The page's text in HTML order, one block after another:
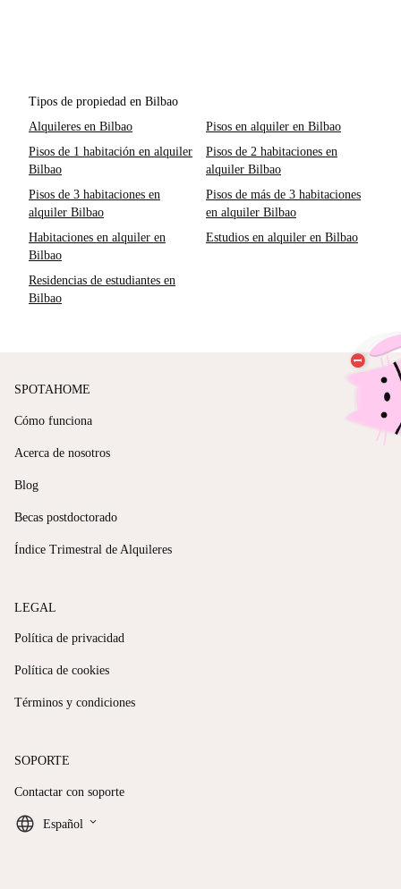
Tipos de propiedad en Bilbao
Alquileres en Bilbao
Pisos en alquiler en Bilbao
Pisos de 1 habitación en alquiler
Bilbao
Pisos de 2 habitaciones en
alquiler Bilbao
Pisos de 3 habitaciones en
alquiler Bilbao
Pisos de más de 3 habitaciones
en alquiler Bilbao
Habitaciones en alquiler en
Bilbao
Estudios en alquiler en Bilbao
Residencias de estudiantes en
Bilbao
SPOTAHOME
Cómo funciona
Acerca de nosotros
Blog
Becas postdoctorado
Índice Trimestral de Alquileres
LEGAL
Política de privacidad
Política de cookies
Términos y condiciones
SOPORTE
Contactar con soporte
Español keyboard_arrow_down